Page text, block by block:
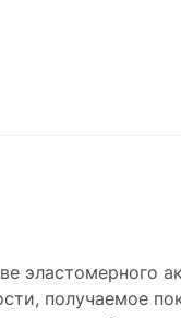
эластомерного
получаемое